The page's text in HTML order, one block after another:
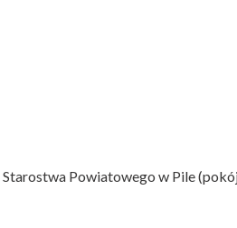
Powiatowego w Pile